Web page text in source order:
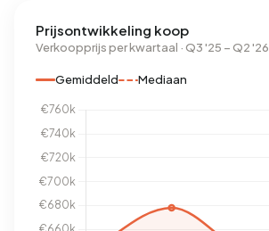
Prijsontwikkeling koop
Verkoopprijs per kwartaal · Q3 '25 – Q2 '26
Gemiddeld Mediaan